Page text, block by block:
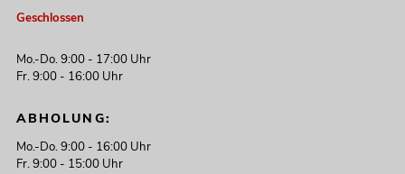
Geschlossen
Mo.-Do. 9:00 - 17:00 Uhr
Fr. 9:00 - 16:00 Uhr
ABHOLUNG:
Mo.-Do. 9:00 - 16:00 Uhr
Fr. 9:00 - 15:00 Uhr